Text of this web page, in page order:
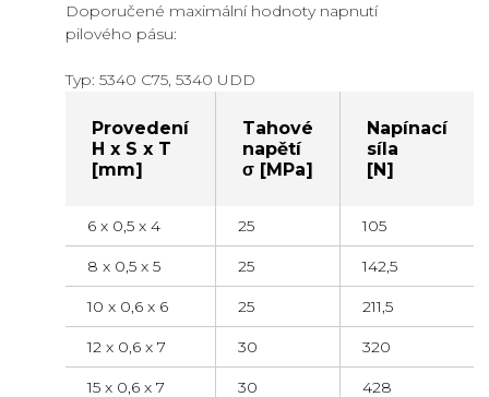
Doporučené maximální hodnoty napnutí
pilového pásu:
Typ: 5340 C75, 5340 UDD
Provedení
H x S x T
[mm]
Tahové
napětí
σ [MPa]
Napínací
síla
[N]
6 x 0,5 x 4 25 105
8 x 0,5 x 5 25 142,5
10 x 0,6 x 6 25 211,5
12 x 0,6 x 7 30 320
15 x 0,6 x 7 30 428